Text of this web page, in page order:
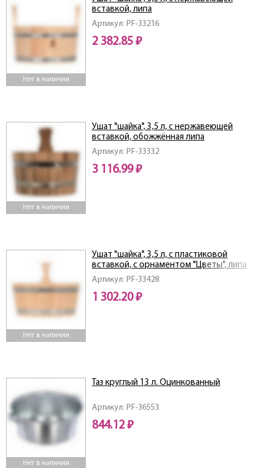
Нет в наличии
Артикул: PF-33216
вставкой, липа
2 382.85 ₽
Нет в наличии
Артикул: PF-33332
Ушат "шайка", 3,5 л, с нержавеющей
вставкой, обожжённая липа
3 116.99 ₽
Нет в наличии
Артикул: PF-33428
Ушат "шайка", 3,5 л, с пластиковой
вставкой, с орнаментом "Цветы", липа
1 302.20 ₽
Нет в наличии
Артикул: PF-36553
Таз круглый 13 л. Оцинкованный
844.12 ₽